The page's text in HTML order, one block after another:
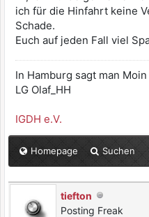
ich für die Hinfahrt keine
Schade.
Euch auf jeden Fall viel
In Hamburg sagt man Moin
LG Olaf_HH
IGDH e.V.
Homepage Suchen
tiefton
Posting Freak